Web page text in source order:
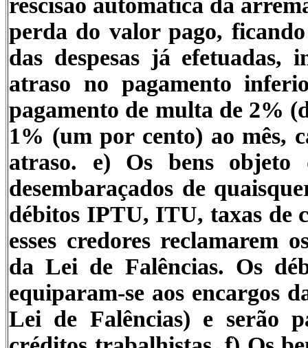
perda do valor pago,
das despesas já efetuadas,
atraso no pagamento
pagamento de multa de 2%
1% (um por cento) ao mês,
atraso. e) Os bens objeto
desembaraçados de
débitos IPTU, ITU, taxas de
esses credores reclamarem
da Lei de Falências. Os
equiparam-se aos encargos
Lei de Falências) e serão